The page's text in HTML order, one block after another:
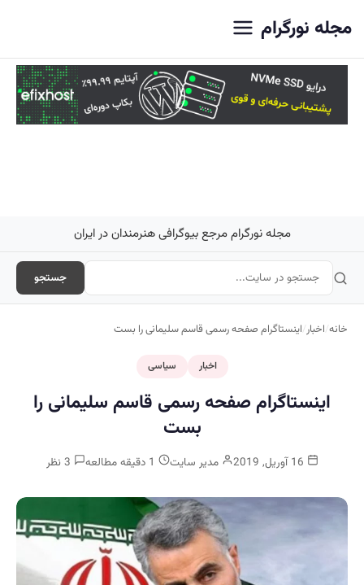
مجله نورگرام
مجله نورگرام مرجع بیوگرافی هنرمندان در ایران
جستجو
خانه/اخبار/اینستاگرام صفحه رسمی قاسم سلیمانی را بست
اخبار سیاسی
اینستاگرام صفحه رسمی قاسم سلیمانی را
بست
مدیر سایت